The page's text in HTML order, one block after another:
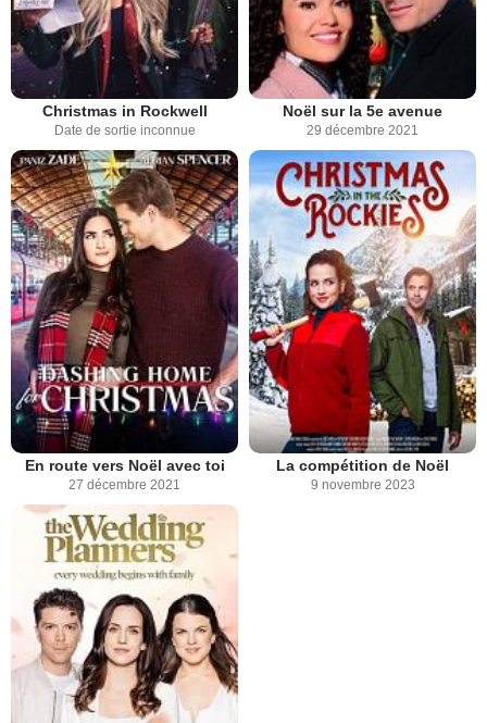
Christmas in Rockwell
Date de sortie inconnue
Noël sur la 5e avenue
29 décembre 2021
En route vers Noël avec toi
27 décembre 2021
La compétition de Noël
9 novembre 2023